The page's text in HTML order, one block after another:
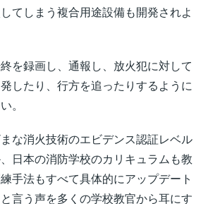
てしまう複合用途設備も開発されよ
を録画し、通報し、放火犯に対して
したり、行方を追ったりするように
。
な消火技術のエビデンス認証レベル
日本の消防学校のカリキュラムも教
手法もすべて具体的にアップデート
言う声を多くの学校教官から耳にす